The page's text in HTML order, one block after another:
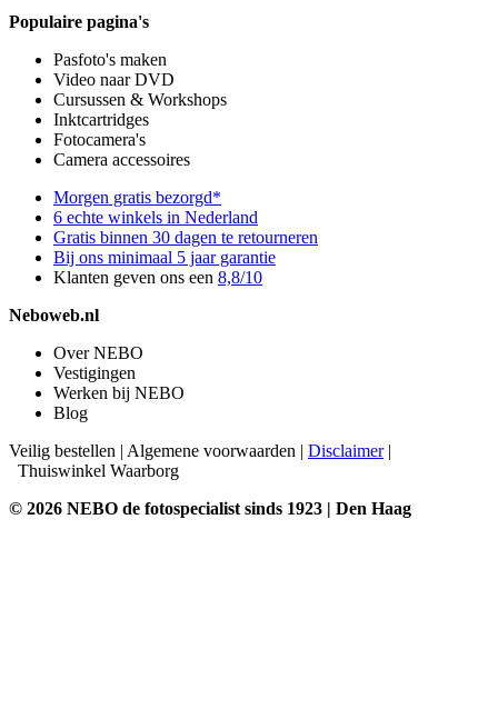
Populaire pagina's
Pasfoto's maken
Video naar DVD
Cursussen & Workshops
Inktcartridges
Fotocamera's
Camera accessoires
Morgen gratis bezorgd*
6 echte winkels in Nederland
Gratis binnen 30 dagen te retourneren
Bij ons minimaal 5 jaar garantie
Klanten geven ons een 8,8/10
Neboweb.nl
Over NEBO
Vestigingen
Werken bij NEBO
Blog
Veilig bestellen | Algemene voorwaarden | Disclaimer|
Thuiswinkel Waarborg
© 2026 NEBO de fotospecialist sinds 1923 | Den Haag